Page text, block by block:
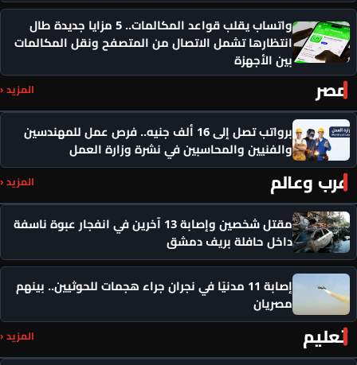
واتساب يقلب قواعد المكالمات.. 5 مزايا جديدة طال
انتظارها تشمل الاتصال من المتصفح ونقل المكالمات
بين الأجهزة
مصر المزيد ‹
برواتب تصل إلى 16 ألف جنيه.. فرص عمل للمهندسين
والفنيين والمحاسبين في نشرة وزارة العمل
عرب وعالم المزيد ‹
مقتل شخصين وإصابة 13 آخرين في انفجار عبوة ناسفة
داخل حافلة بريف دمشق
إصابة 11 مدنيًا في نجران جراء هجمات للحوثيين.. بينهم
مصريان
تعليم المزيد ‹